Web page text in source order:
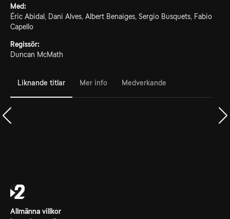
Med:
Éric Abidal, Dani Alves, Albert Benaiges, Sergio Busquets, Fabio
Capello
Regissör:
Duncan McMath
Liknande titlar Mer info Medverkande
Allmänna villkor